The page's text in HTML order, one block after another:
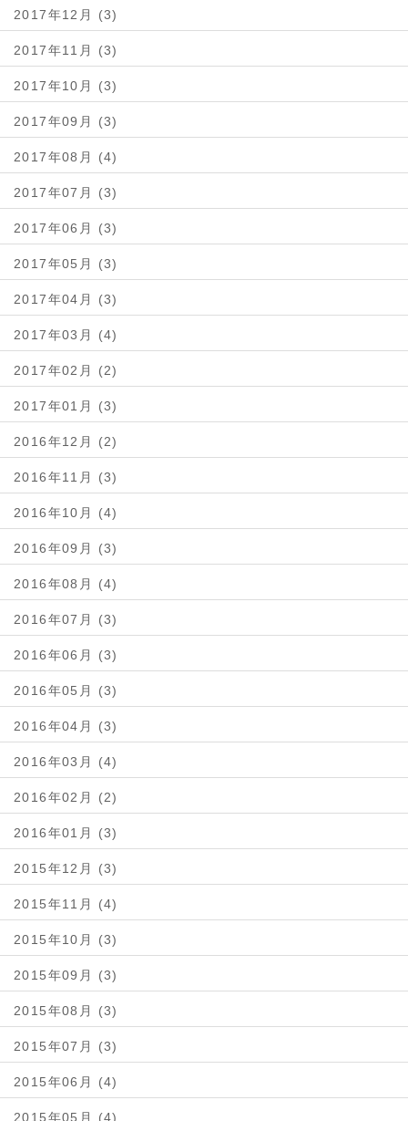
2017年12月 (3)
2017年11月 (3)
2017年10月 (3)
2017年09月 (3)
2017年08月 (4)
2017年07月 (3)
2017年06月 (3)
2017年05月 (3)
2017年04月 (3)
2017年03月 (4)
2017年02月 (2)
2017年01月 (3)
2016年12月 (2)
2016年11月 (3)
2016年10月 (4)
2016年09月 (3)
2016年08月 (4)
2016年07月 (3)
2016年06月 (3)
2016年05月 (3)
2016年04月 (3)
2016年03月 (4)
2016年02月 (2)
2016年01月 (3)
2015年12月 (3)
2015年11月 (4)
2015年10月 (3)
2015年09月 (3)
2015年08月 (3)
2015年07月 (3)
2015年06月 (4)
2015年05月 (4)